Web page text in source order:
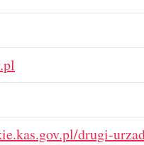
drugi-